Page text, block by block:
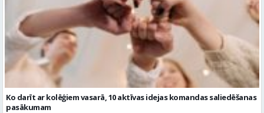
Ko darīt ar kolēģiem vasarā, 10 aktīvas idejas komandas saliedēšanas
pasākumam